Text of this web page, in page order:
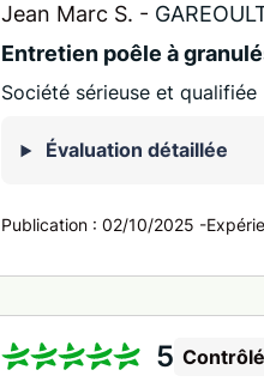
Jean Marc S. -
Entretien poêle à
Société sérieuse et qualifiée
Évaluation détaillée
Publication :02/10/2025 -
5 Contrôlé